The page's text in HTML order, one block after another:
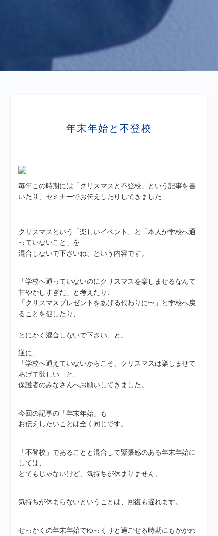
年末年始と不登校
毎年この時期には「クリスマスと不登校」という記事を書
いたり、セミナーでお伝えしたりしてきました。
クリスマスという「楽しいイベント」と「本人が学校へ通
っていないこと」を
混合しないで下さいね、という内容です。
「学校へ通っていないのにクリスマスを楽しませるなんて
甘やかしすぎだ」と考えたり、
「クリスマスプレゼントをあげる代わりに〜」と学校へ戻
ることを促したり、
とにかく混合しないで下さい、と。
逆に、
「学校へ通えていないからこそ、クリスマスは楽しませて
あげて欲しい」と、
保護者のみなさんへお願いしてきました。
今回の記事の「年末年始」も
お伝えしたいことは全く同じです。
「不登校」であることと混合して緊張感のある年末年始に
しては、
とてもじゃないけど、気持ちが休まりません。
気持ちが休まらないということは、回復も遅れます。
せっかくの年末年始でゆっくりと過ごせる時期にもかかわ